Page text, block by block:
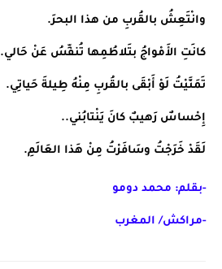
وانْتَعِشُ بالقُربِ من هذا البحرَ.
كانَتِ الأَمْواجُ بتَلاطُمِها تُنفِّسُ عَنْ حَالي.
تَمَنَّيْتُ لَوْ أَبْقَى بالقُربِ مِنْهُ طِيلةَ حَياتِي.
إِحْساسٌ رَهيبٌ كانَ يَنْتابُني..
لَقَدْ خَرَجْتُ وسَافَرْتُ مِنْ هَذا العَالَمِ.
-بقلم: محمد دومو
-مراكش/ المغرب